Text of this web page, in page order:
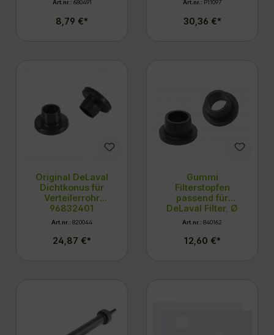
Art.nr.: 680491
8,79 €*
Art.nr.: P11097
30,36 €*
Original DeLaval
Dichtkonus für
Verteilerrohr
96832401
Art.nr.: 820044
24,87 €*
Gummi
Filterstopfen
passend für
DeLaval Filter, Ø
63,5 mm
Art.nr.: 840162
12,60 €*